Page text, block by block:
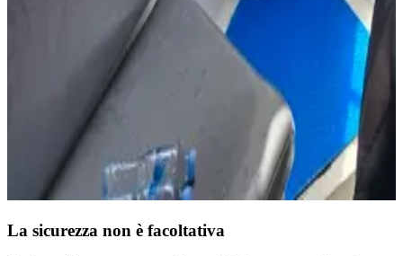
La sicurezza non è facoltativa